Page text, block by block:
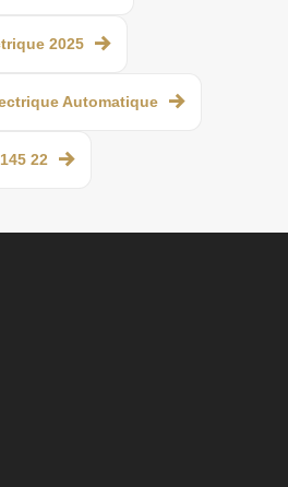
2025
Automatique
22